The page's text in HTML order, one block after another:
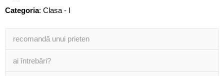
Categoria: Clasa - I
recomandă unui prieten
ai întrebări?